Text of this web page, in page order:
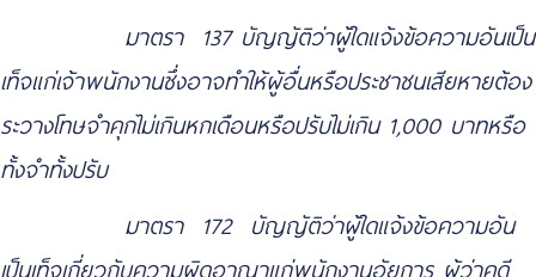
มาตรา 137 บัญญัติว่าผู้ใดแจ้งข้อความอันเป็น
เท็จแก่เจ้าพนักงานซึ่งอาจทำให้ผู้อื่นหรือประชาชนเสียหายต้อง
ระวางโทษจำคุกไม่เกินหกเดือนหรือปรับไม่เกิน 1,000 บาทหรือ
ทั้งจำทั้งปรับ
มาตรา 172 บัญญัติว่าผู้ใดแจ้งข้อความอัน
เป็นเท็จเกี่ยวกับความผิดอาญาแก่พนักงานอัยการ ผู้ว่าคดี